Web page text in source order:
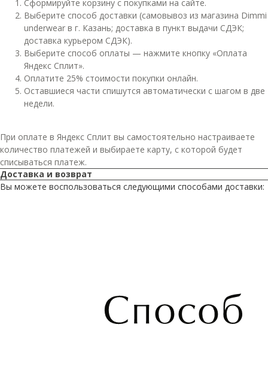
Сформируйте корзину с покупками на сайте.
Выберите способ доставки (самовывоз из магазина Dimmi
underwear в г. Казань; доставка в пункт выдачи СДЭК;
доставка курьером СДЭК).
Выберите способ оплаты — нажмите кнопку «Оплата
Яндекс Сплит».
Оплатите 25% стоимости покупки онлайн.
Оставшиеся части спишутся автоматически с шагом в две
недели.
При оплате в Яндекс Сплит вы самостоятельно настраиваете
количество платежей и выбираете карту, с которой будет
списываться платеж.
Доставка и возврат
Вы можете воспользоваться следующими способами доставки: